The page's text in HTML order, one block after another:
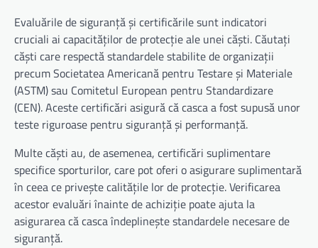
Evaluările de siguranță și certificările sunt indicatori
cruciali ai capacităților de protecție ale unei căști. Căutați
căști care respectă standardele stabilite de organizații
precum Societatea Americană pentru Testare și Materiale
(ASTM) sau Comitetul European pentru Standardizare
(CEN). Aceste certificări asigură că casca a fost supusă unor
teste riguroase pentru siguranță și performanță.
Multe căști au, de asemenea, certificări suplimentare
specifice sporturilor, care pot oferi o asigurare suplimentară
în ceea ce privește calitățile lor de protecție. Verificarea
acestor evaluări înainte de achiziție poate ajuta la
asigurarea că casca îndeplinește standardele necesare de
siguranță.